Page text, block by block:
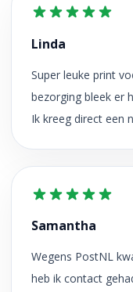
Linda
Super leuke print
bezorging bleek er
Ik kreeg direct een
Samantha
Wegens PostNL
heb ik contact